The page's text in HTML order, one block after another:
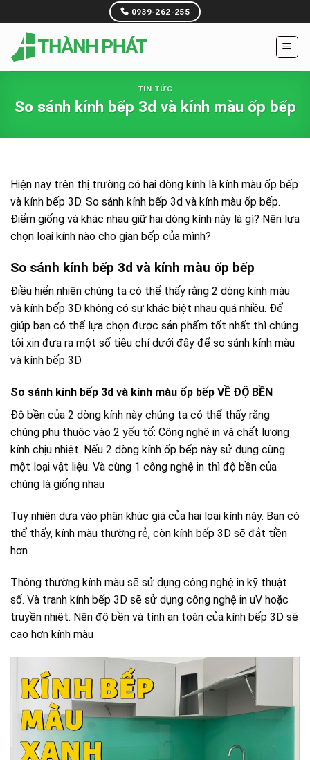
to
content
0939-262-255
TIN TỨC
So sánh kính bếp 3d và kính màu ốp bếp
Hiện nay trên thị trường có hai dòng kính là kính màu ốp bếp
và kính bếp 3D. So sánh kính bếp 3d và kính màu ốp bếp.
Điểm giống và khác nhau giữ hai dòng kính này là gì? Nên lựa
chọn loại kính nào cho gian bếp của mình?
So sánh kính bếp 3d và kính màu ốp bếp
Điều hiển nhiên chúng ta có thể thấy rằng 2 dòng kính màu
và kính bếp 3D không có sự khác biệt nhau quá nhiều. Để
giúp bạn có thể lựa chọn được sản phẩm tốt nhất thì chúng
tôi xin đưa ra một số tiêu chí dưới đây để so sánh kính màu
và kính bếp 3D
So sánh kính bếp 3d và kính màu ốp bếp VỀ ĐỘ BỀN
Độ bền của 2 dòng kính này chúng ta có thể thấy rằng
chúng phụ thuộc vào 2 yếu tố: Công nghệ in và chất lượng
kính chịu nhiệt. Nếu 2 dòng kính ốp bếp này sử dụng cùng
một loại vật liệu. Và cùng 1 công nghệ in thì độ bền của
chúng là giống nhau
Tuy nhiên dựa vào phân khúc giá của hai loại kính này. Bạn có
thể thấy, kính màu thường rẻ, còn kính bếp 3D sẽ đắt tiền
hơn
Thông thường kính màu sẽ sử dụng công nghệ in kỹ thuật
số. Và tranh kính bếp 3D sẽ sử dụng công nghệ in uV hoặc
truyền nhiệt. Nên độ bền và tính an toàn của kính bếp 3D sẽ
cao hơn kính màu